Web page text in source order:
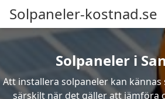
Solpaneler-kostnad.se
Solpaneler i
Att installera solpaneler kan
särskilt när det gäller att jämföra